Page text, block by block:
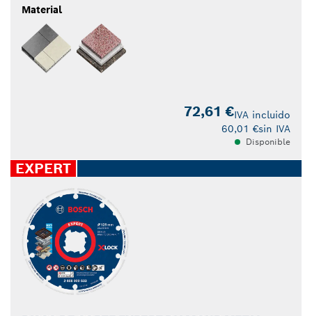
Material
72,61 €IVA incluido
60,01 €sin IVA
Disponible
EXPERT